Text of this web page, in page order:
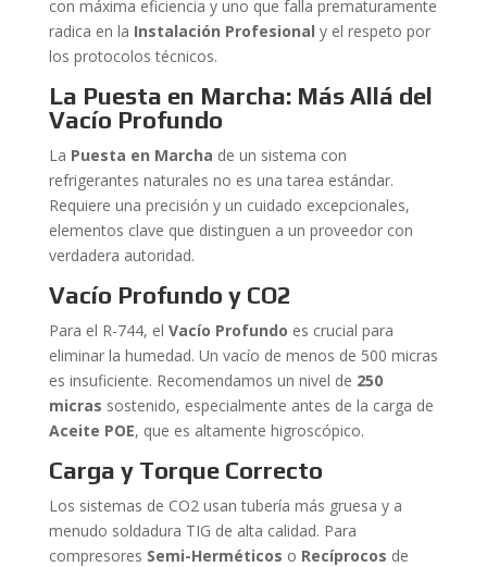
con máxima eficiencia y uno que falla prematuramente
radica en la Instalación Profesional y el respeto por
los protocolos técnicos.
La Puesta en Marcha: Más Allá del
Vacío Profundo
La Puesta en Marcha de un sistema con
refrigerantes naturales no es una tarea estándar.
Requiere una precisión y un cuidado excepcionales,
elementos clave que distinguen a un proveedor con
verdadera autoridad.
Vacío Profundo y CO2
Para el R-744, el Vacío Profundo es crucial para
eliminar la humedad. Un vacío de menos de 500 micras
es insuficiente. Recomendamos un nivel de 250
micras sostenido, especialmente antes de la carga de
Aceite POE, que es altamente higroscópico.
Carga y Torque Correcto
Los sistemas de CO2 usan tubería más gruesa y a
menudo soldadura TIG de alta calidad. Para
compresores Semi-Herméticos o Recíprocos de